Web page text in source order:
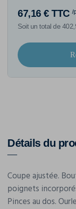
67,16 € TTC /
Soit un total de
Détails du
Coupe ajustée.
poignets
Pinces au dos.